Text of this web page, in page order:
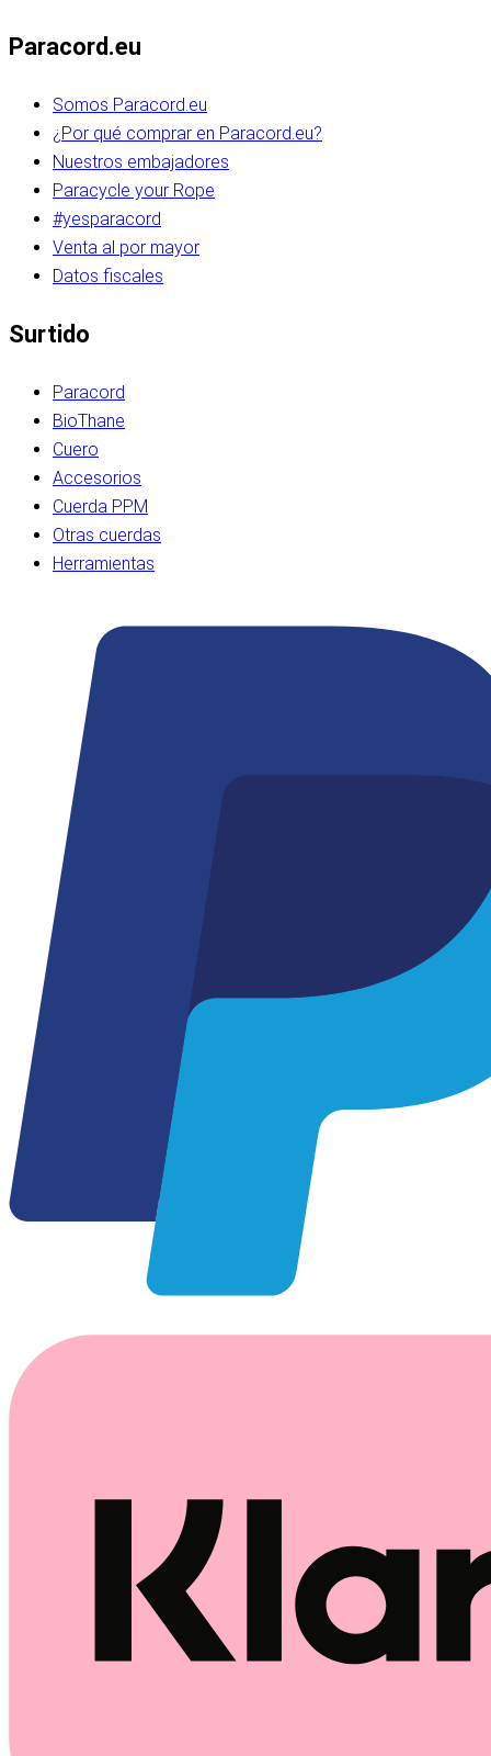
Paracord.eu
Somos Paracord.eu
¿Por qué comprar en Paracord.eu?
Nuestros embajadores
Paracycle your Rope
#yesparacord
Venta al por mayor
Datos fiscales
Surtido
Paracord
BioThane
Cuero
Accesorios
Cuerda PPM
Otras cuerdas
Herramientas